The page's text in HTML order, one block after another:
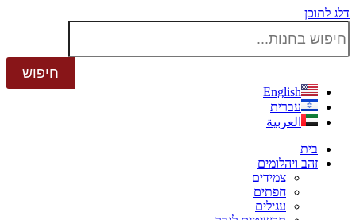
דלג לתוכן
English
עברית
العربية
בית
זהב ויהלומים
צמידים
חפתים
עגילים